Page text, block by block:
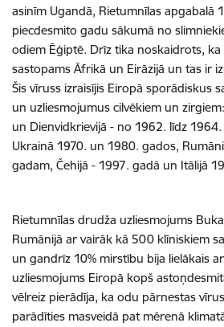
asinīm Ugandā, Rietumnīlas apgabalā
piecdesmito gadu sākumā no
odiem Ēģiptē. Drīz tika noskaidrots, ka
sastopams Āfrikā un Eirāzijā un tas ir
Šis vīruss izraisījis Eiropā sporādiskus
un uzliesmojumus cilvēkiem un
un Dienvidkrievijā - no 1962. līdz
Ukrainā 1970. un 1980. gados,
gadam, Čehijā - 1997. gadā un Itālijā
Rietumnīlas drudža uzliesmojums
Rumānijā ar vairāk kā 500 klīniskiem
un gandrīz 10% mirstību bija lielākais
uzliesmojums Eiropā kopš
vēlreiz pierādīja, ka odu pārnestas
parādīties masveidā pat mērenā